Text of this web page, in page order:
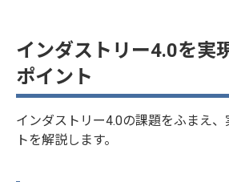
インダストリー4.0を実
ポイント
インダストリー4.0の課題をふまえ
トを解説します。